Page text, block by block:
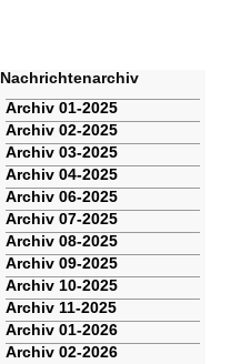
Nachrichtenarchiv
Navigation
überspringen
Archiv 01-2025
Archiv 02-2025
Archiv 03-2025
Archiv 04-2025
Archiv 06-2025
Archiv 07-2025
Archiv 08-2025
Archiv 09-2025
Archiv 10-2025
Archiv 11-2025
Archiv 01-2026
Archiv 02-2026